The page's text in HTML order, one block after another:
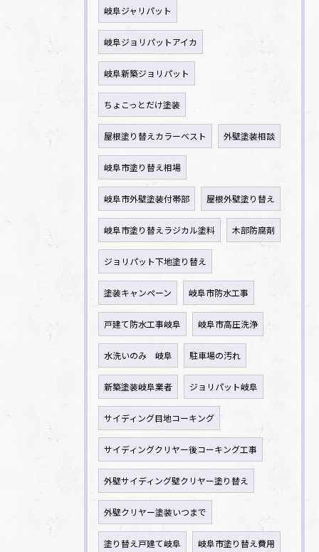
岐阜ジャリパット
岐阜ジョリパットアイカ
岐阜新築ジョリパット
ちょこっとだけ塗装
屋根塗り替えカラーベスト 外壁塗装相談
岐阜市塗り替え相場
岐阜市外壁塗装付帯部 屋根外壁塗り替え
岐阜市塗り替えラジカル塗料 木部防腐剤
ジョリパット下地塗り替え
塗装キャンペーン 岐阜市防水工事
戸建て防水工事岐阜 岐阜市高圧洗浄
水洗いのみ 岐阜 駐車場の汚れ
新築塗装岐阜業者 ジョリパット岐阜
サイディング目地コーキング
サイディングクリヤー後コーキング工事
外壁サイディング壁クリヤー塗り替え
外壁クリヤー塗装いつまで
塗り替え戸建て岐阜 岐阜市塗り替え費用